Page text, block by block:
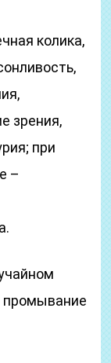
колика,
зрения,
при
–
промывание